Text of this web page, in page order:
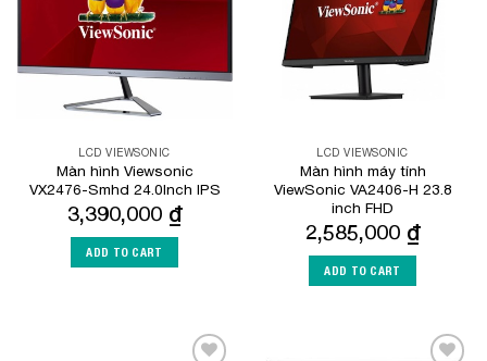
LCD VIEWSONIC
Màn hình Viewsonic
VX2476-Smhd 24.0Inch IPS
3,390,000 ₫
ADD TO CART
LCD VIEWSONIC
Màn hình máy tính
ViewSonic VA2406-H 23.8
inch FHD
2,585,000 ₫
ADD TO CART